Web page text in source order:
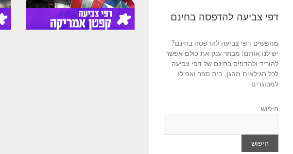
דפי צביעה להדפסה בחינם
מחפשים דפי צביעה להדפסה בחינם?
יש לנו אותם! מבחר ענק את כולם אפשר
להוריד ולהדפיס בחינם של דפי צביעה
לכל הגילאים מהגן, בית ספר ואפילו
למבוגרים
חיפוש
חיפוש